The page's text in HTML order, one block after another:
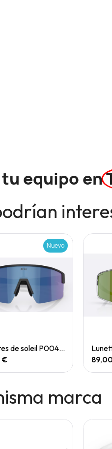
tu equipo en
Quick View
Nuevo
Lunettes de soleil P004 Small
€
marca